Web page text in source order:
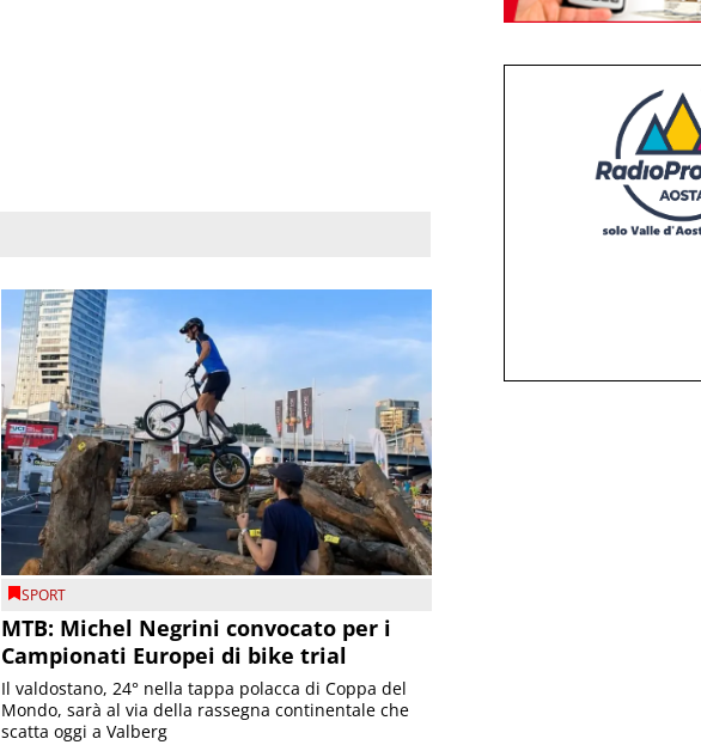
SPORT
MTB: Michel Negrini convocato per i
Campionati Europei di bike trial
Il valdostano, 24° nella tappa polacca di Coppa del
Mondo, sarà al via della rassegna continentale che
scatta oggi a Valberg